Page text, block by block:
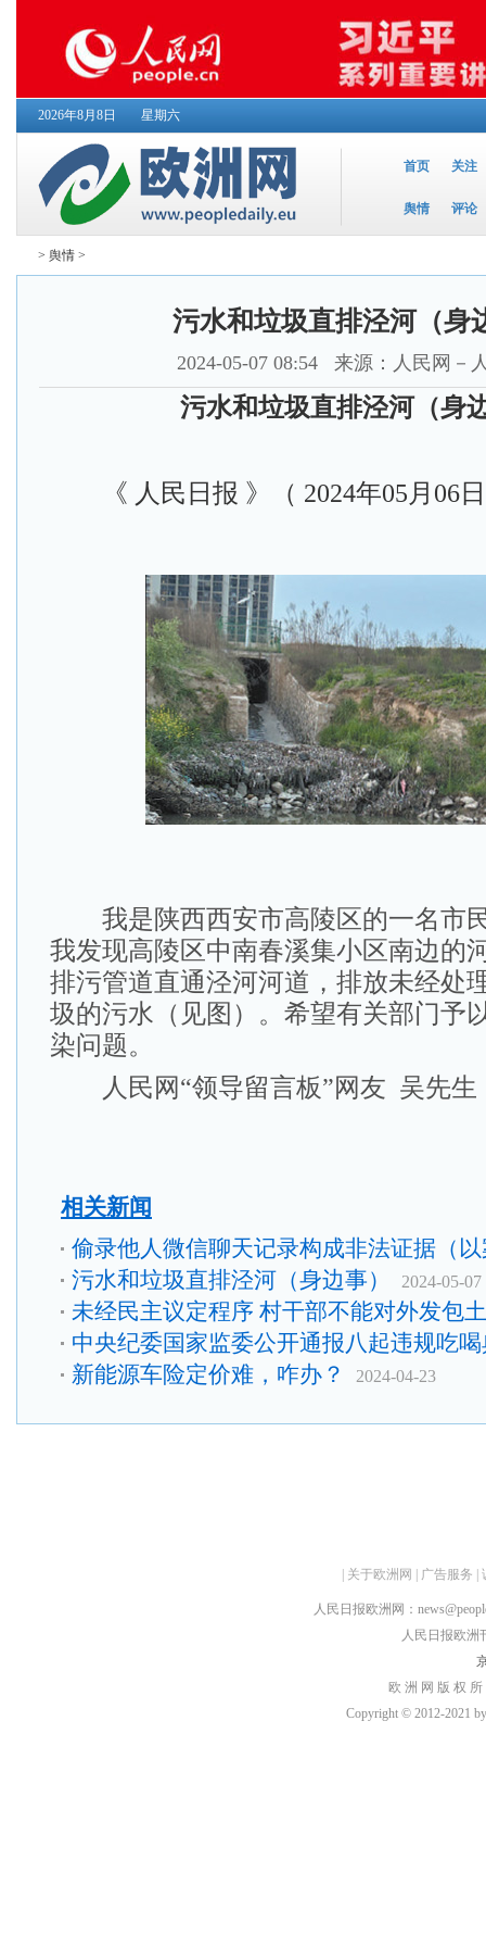
2026年8月8日 星期六
首页 关注
舆情 评论
> 舆情 >
污水和垃圾直排泾河（身
2024-05-07 08:54 来源：人民网－
污水和垃圾直排泾河（身
《 人民日报 》（ 2024年05月06
我是陕西西安市高陵区的一名市
我发现高陵区中南春溪集小区南边的
排污管道直通泾河河道，排放未经处
圾的污水（见图）。希望有关部门予
染问题。
人民网“领导留言板”网友 吴先生
相关新闻
偷录他人微信聊天记录构成非法证据（
污水和垃圾直排泾河（身边事）
2024-05-07
未经民主议定程序 村干部不能对外发包
中央纪委国家监委公开通报八起违规吃
新能源车险定价难，咋办？
2024-04-23
关于欧洲网 广告服务
人民日报欧洲网：
人民日报欧洲
欧 洲 网 版 权
Copyright © 2012-2021